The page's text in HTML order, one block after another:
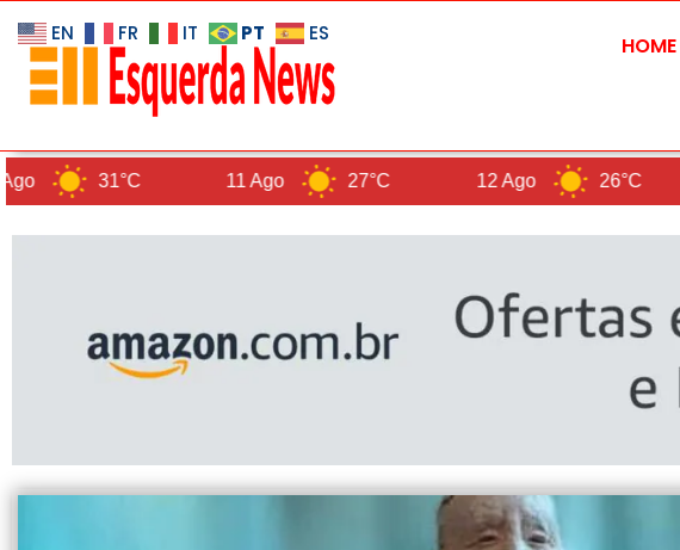
HOME
31°C 11 Ago 27°C 12 Ago 26°C 13 Ago
EN FR IT PT ES